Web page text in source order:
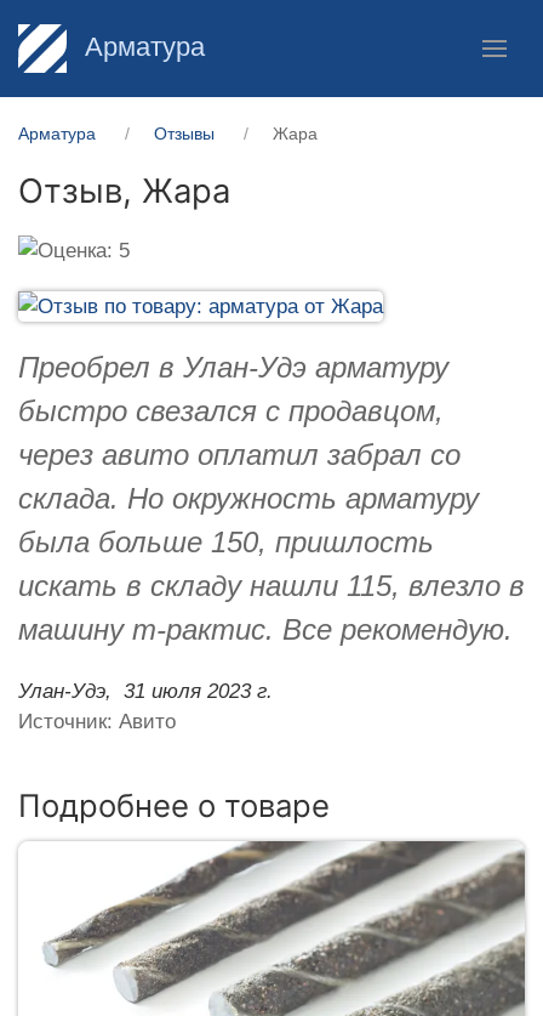
Арматура
Арматура Отзывы Жара
Отзыв, Жара
Преобрел в Улан-Удэ арматуру
быстро свезался с продавцом,
через авито оплатил забрал со
склада. Но окружность арматуру
была больше 150, пришлость
искать в складу нашли 115, влезло в
машину т-рактис. Все рекомендую.
Улан-Удэ,
31 июля 2023 г.
Источник: Авито
Подробнее о товаре